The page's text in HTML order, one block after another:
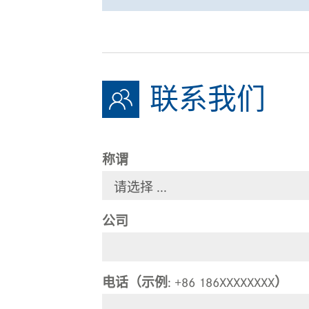
联系我们
称谓
公司
电话（示例: +86 186XXXXXXXX）